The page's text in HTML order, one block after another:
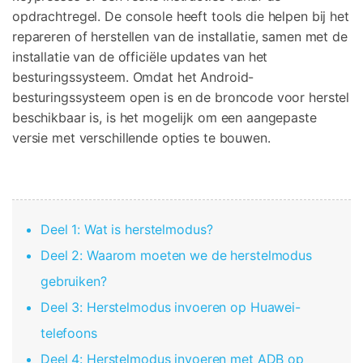
Ontdek
Overzicht
Foto
Ontdek
Overzicht
Document
Diagram & Ontwerp
Corrupte video restauratie.
Bekijk alle producten
Ontdek
WA Transfer
Telefoon Herstel
Geen Cyberbullying
Scherm ontgrendelen
iPhone ontgrendelen Android ontgrendelen
Gegevensherstel
Android gegevensherstel
WhatsApp overbrengen/back-up maken
iTunes-fouten oplossen
Systeemreparatie
Gegevens wissen
iPhone gegevens wissen
Andere
Meer Oplossingen Vinden
opdrachtregel. De console heeft tools die helpen bij het
repareren of herstellen van de installatie, samen met de
installatie van de officiële updates van het
besturingssysteem. Omdat het Android-
besturingssysteem open is en de broncode voor herstel
beschikbaar is, is het mogelijk om een aangepaste
versie met verschillende opties te bouwen.
Deel 1: Wat is herstelmodus?
Deel 2: Waarom moeten we de herstelmodus
gebruiken?
Deel 3: Herstelmodus invoeren op Huawei-
telefoons
Deel 4: Herstelmodus invoeren met ADB op